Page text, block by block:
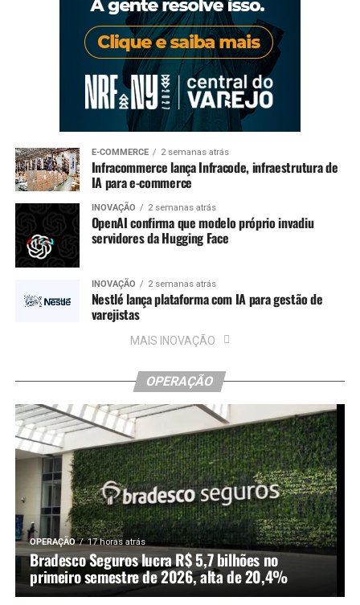
E-COMMERCE 2 semanas atrás
Infracommerce lança Infracode, infraestrutura de
IA para e-commerce
INOVAÇÃO 2 semanas atrás
OpenAI confirma que modelo próprio invadiu
servidores da Hugging Face
INOVAÇÃO 2 semanas atrás
Nestlé lança plataforma com IA para gestão de
varejistas
MAIS INOVAÇÃO
OPERAÇÃO
OPERAÇÃO 17 horas atrás
Bradesco Seguros lucra R$ 5,7 bilhões no
primeiro semestre de 2026, alta de 20,4%